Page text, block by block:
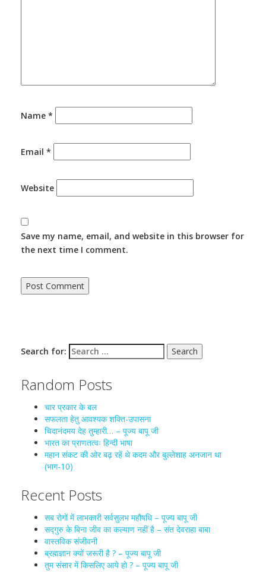
Name *
Email *
Website
Save my name, email, and website in this browser for
the next time I comment.
Search for:
Random Posts
चार प्रकार के बल
सफलता हेतु आवश्यक शक्ति-उपासना
चिदानंदमय देह तुम्हारी… – पूज्य बापू जी
भारत का प्राणतत्वः हिन्दी भाषा
महान संकट की ओर बढ़ रहें थे कदम और बुल्लेशाह अनजान था
(भाग-10)
Recent Posts
सब रोगों में लाभकारी सर्वसुलभ महौषधि – पूज्य बापू जी
सद्गुरु के बिना जीव का कल्याण नहीं है – संत देवराहा बाबा
वास्तविक संजीवनी
ब्रह्मज्ञान क्यों जरूरी है ? – पूज्य बापू जी
तुम संसार में किसलिए आये हो ? – पूज्य बापू जी